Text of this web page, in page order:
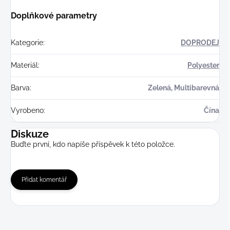
Doplňkové parametry
Kategorie: DOPRODEJ
Materiál: Polyester
Barva: Zelená, Multibarevná
Vyrobeno: Čína
Diskuze
Buďte první, kdo napíše příspěvek k této položce.
Přidat komentář